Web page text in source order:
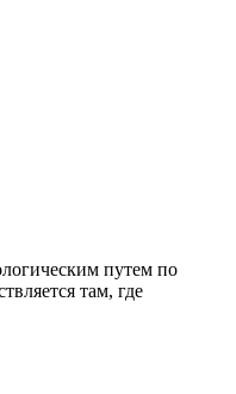
путем по
там, где